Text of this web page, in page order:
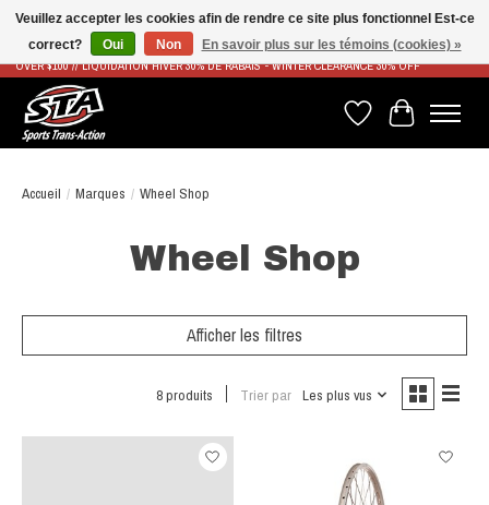
LIVRAISON RAPIDE ET GRATUITE À PARTIR DE 100$ - FAST & FREE SHIPPING ON ORDERS
OVER $100 // LIQUIDATION HIVER 30% DE RABAIS - WINTER CLEARANCE 30% OFF
Liste de souhaits
Panier
Accueil / Marques / Wheel Shop
Wheel Shop
Afficher les filtres
8 produits Trier par Les plus vus
Veuillez accepter les cookies afin de rendre ce site plus fonctionnel Est-ce
correct?
Oui Non En savoir plus sur les témoins (cookies) »